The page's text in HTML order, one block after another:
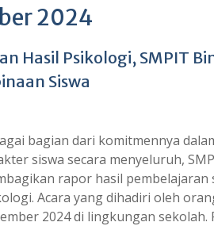
2024
Hasil Psikologi, SMPIT
Siswa
bagian dari komitmennya
siswa secara menyeluruh,
rapor hasil
Acara yang dihadiri oleh
2024 di lingkungan